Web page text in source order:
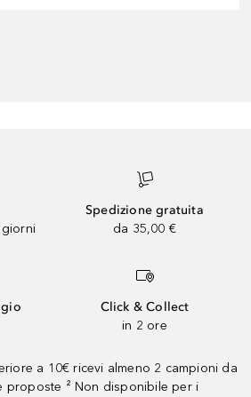
Spedizione gratuita
da 35,00 €
Click & Collect
in 2 ore
a 10€ ricevi almeno 2 campioni da
proposte ² Non disponibile per i